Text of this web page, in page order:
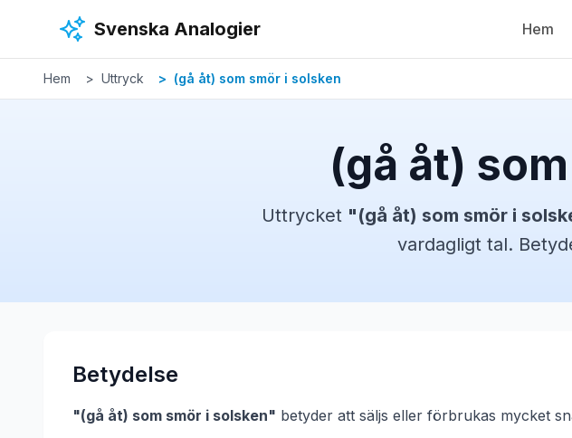
Svenska Analogier Hem
Hem Uttryck (gå åt) som smör i solsken
(gå åt)
Uttrycket "(gå åt) som smör i
vardagligt tal.
Betydelse
"(gå åt) som smör i solsken" betyder att säljs eller förbrukas mycket